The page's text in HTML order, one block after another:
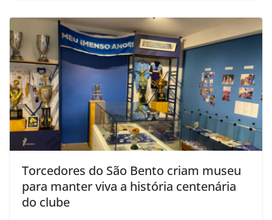
Torcedores do São Bento criam museu
para manter viva a história centenária
do clube